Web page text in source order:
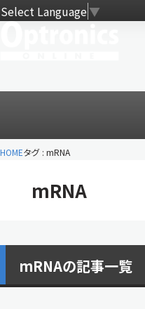
Select Language▼
HOMEタグ : mRNA
mRNA
mRNAの記事一覧